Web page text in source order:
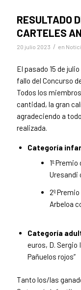
RESULTADO
CARTELES
20 julio 2023 / en
El pasado 15 de
fallo del Concurso
Todos los
cantidad, la gran
agradeciendo a
realizada.
Categoría
1º
Uresandi
2º
Arbeloa
Categoría
euros, D. Sergio
Pañuelos rojos”
Tanto los/las